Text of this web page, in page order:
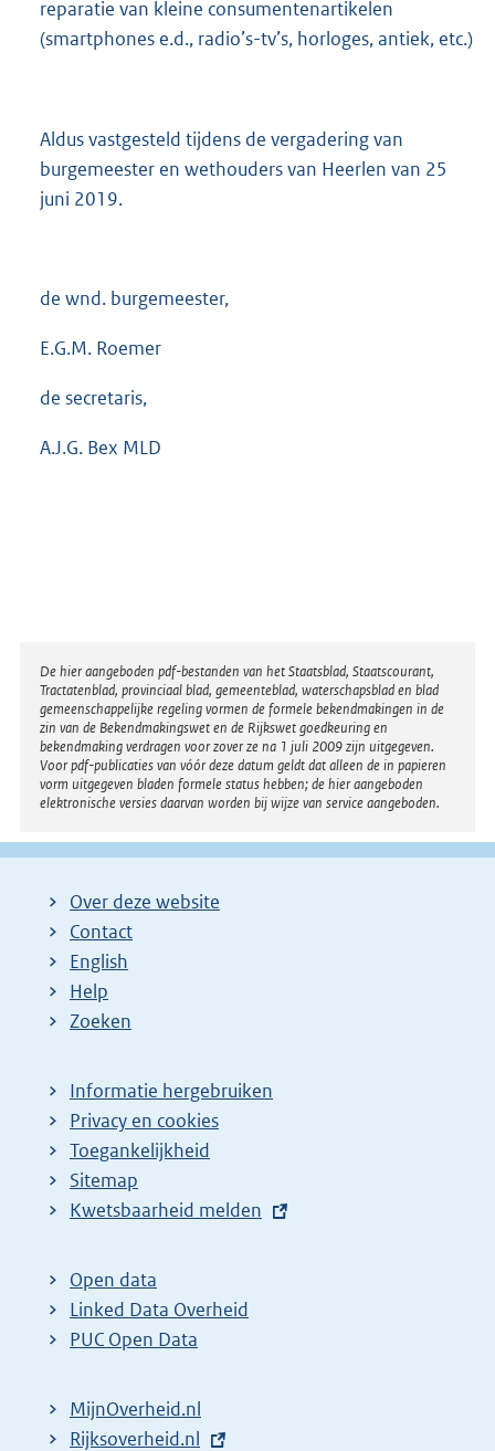
reparatie van kleine consumentenartikelen
(smartphones e.d., radio’s-tv’s, horloges, antiek, etc.)
Aldus vastgesteld tijdens de vergadering van
burgemeester en wethouders van Heerlen van 25
juni 2019.
de wnd. burgemeester,
E.G.M. Roemer
de secretaris,
A.J.G. Bex MLD
Disclaimer
De hier aangeboden pdf-bestanden van het Staatsblad, Staatscourant,
Tractatenblad, provinciaal blad, gemeenteblad, waterschapsblad en blad
gemeenschappelijke regeling vormen de formele bekendmakingen in de
zin van de Bekendmakingswet en de Rijkswet goedkeuring en
bekendmaking verdragen voor zover ze na 1 juli 2009 zijn uitgegeven.
Voor pdf-publicaties van vóór deze datum geldt dat alleen de in papieren
vorm uitgegeven bladen formele status hebben; de hier aangeboden
elektronische versies daarvan worden bij wijze van service aangeboden.
Over deze website
Contact
English
Help
Zoeken
Informatie hergebruiken
Privacy en cookies
Toegankelijkheid
Sitemap
E
t
e
r
l
Kwetsbaarheid melden
Open data
Linked Data Overheid
PUC Open Data
MijnOverheid.nl
E
Rijksoverheid.nl